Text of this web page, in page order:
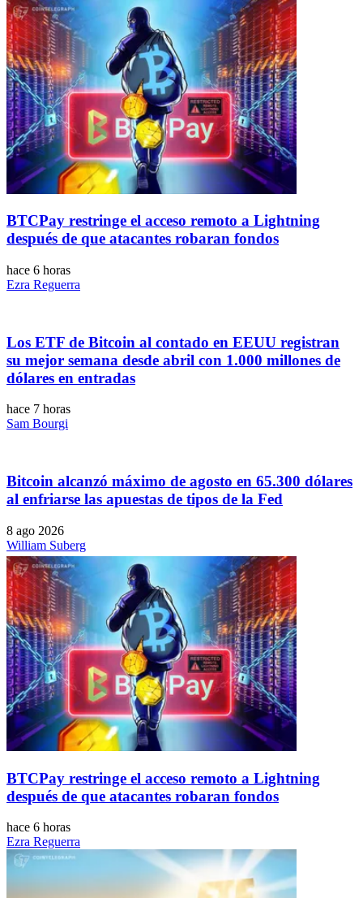
BTCPay restringe el acceso remoto a Lightning
después de que atacantes robaran fondos
hace 6 horas
Ezra Reguerra
Los ETF de Bitcoin al contado en EEUU registran
su mejor semana desde abril con 1.000 millones de
dólares en entradas
hace 7 horas
Sam Bourgi
Bitcoin alcanzó máximo de agosto en 65.300 dólares
al enfriarse las apuestas de tipos de la Fed
8 ago 2026
William Suberg
BTCPay restringe el acceso remoto a Lightning
después de que atacantes robaran fondos
hace 6 horas
Ezra Reguerra